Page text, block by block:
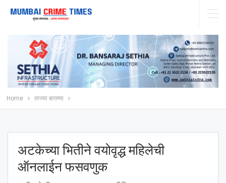
Home ताज्या बातम्या
अटकेच्या भितीने वयोवृद्ध महिलेची
ऑनलाईन फसवणुक